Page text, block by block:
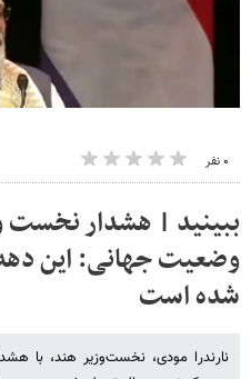
۰ نفر
ببینید | هشدار نخست
وضعیت جهانی: این دهه
شده است
نارندرا مودی، نخست‌وزیر هند، با